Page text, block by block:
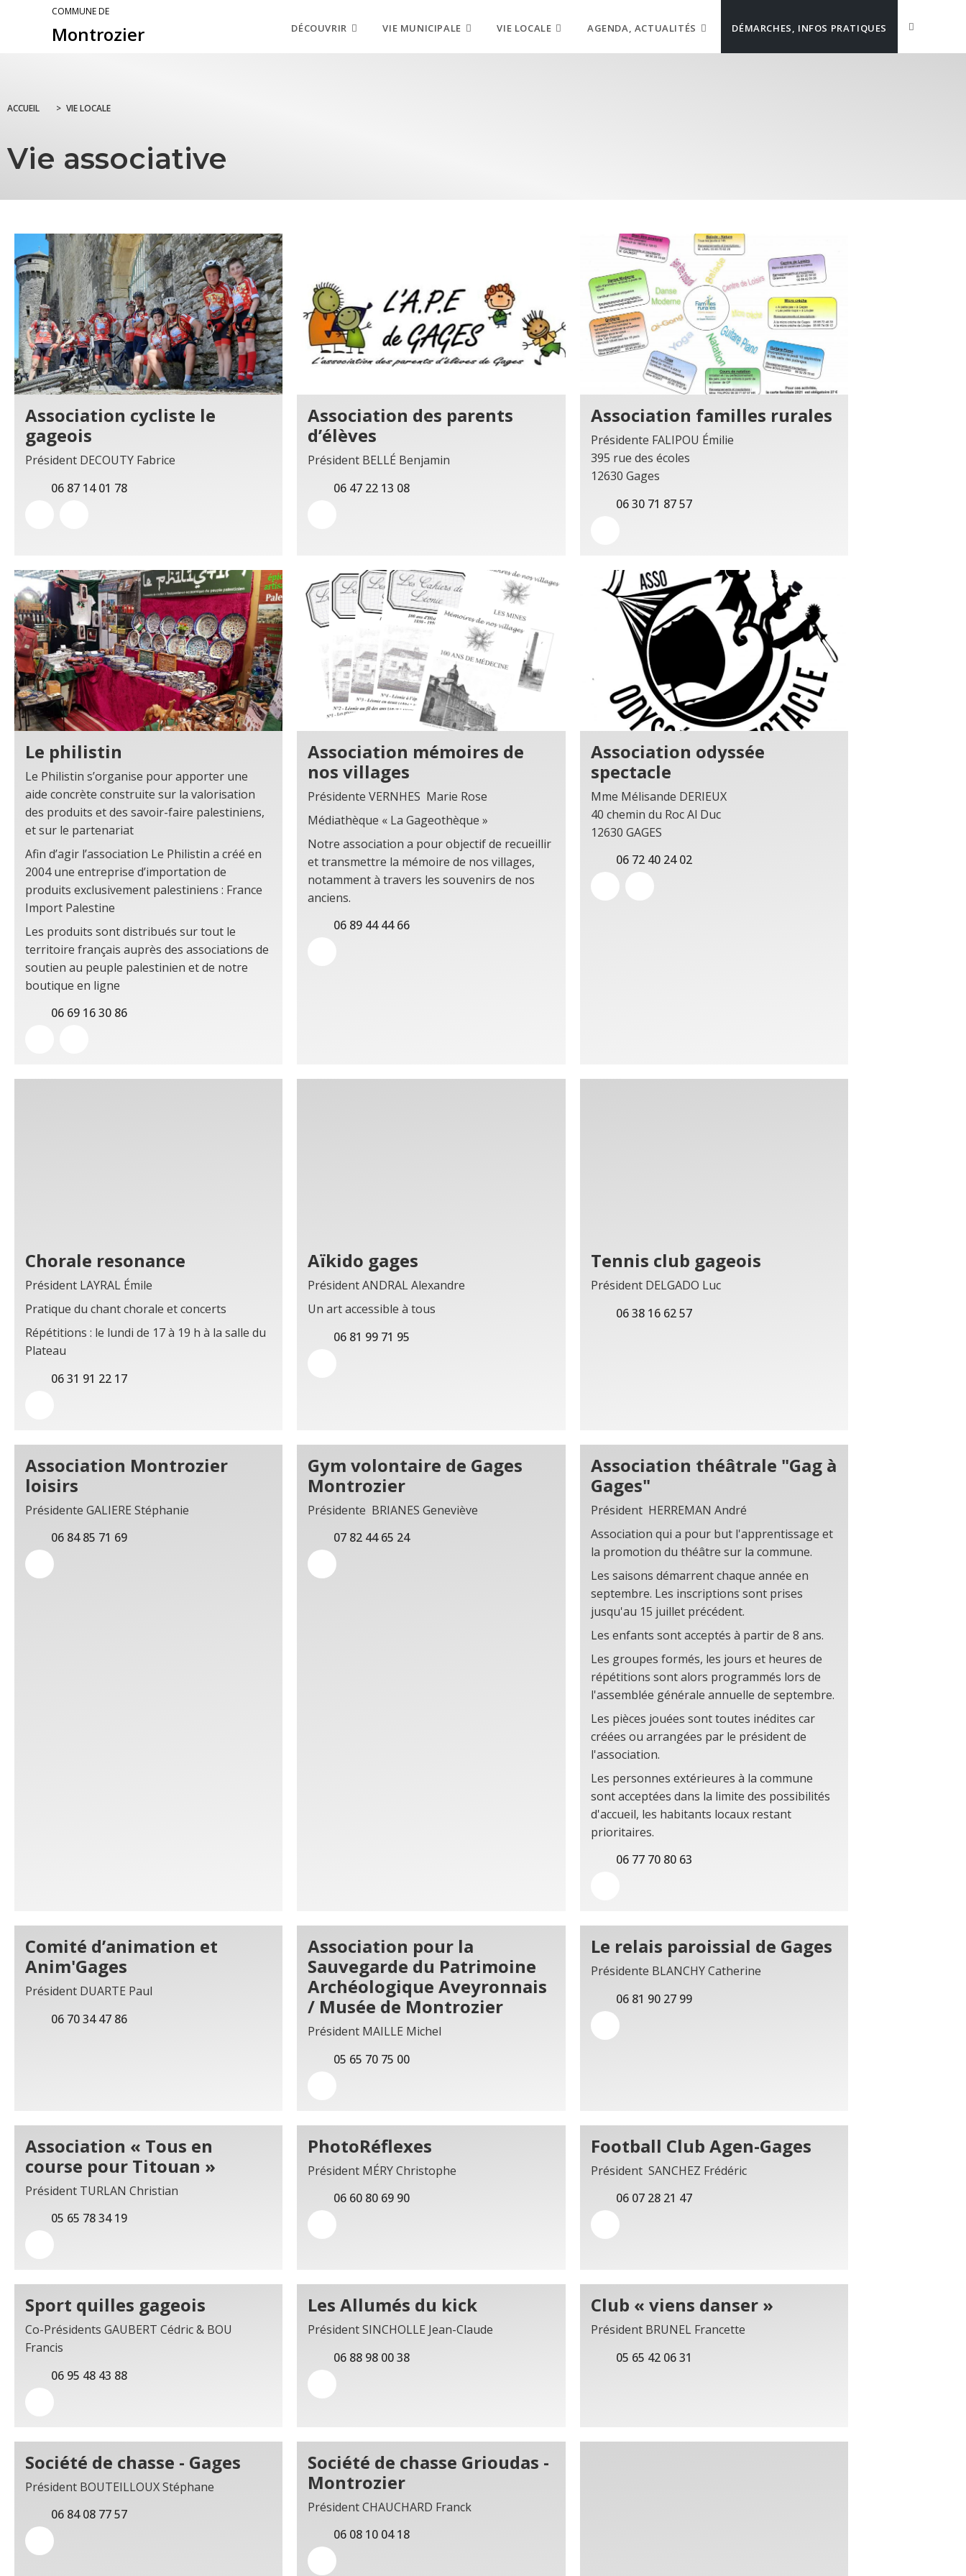
COMMUNE DE
Montrozier DÉCOUVRIR VIE MUNICIPALE VIE LOCALE AGENDA, ACTUALITÉS DÉMARCHES, INFOS PRATIQUES
ACCUEIL > VIE LOCALE
Vie associative
Association cycliste le
gageois
Président DECOUTY Fabrice
06 87 14 01 78
Association des parents
d’élèves
Président BELLÉ Benjamin
06 47 22 13 08
Association familles rurales
Présidente FALIPOU Émilie
395 rue des écoles
12630 Gages
06 30 71 87 57
Le philistin
Le Philistin s’organise pour apporter une
aide concrète construite sur la valorisation
des produits et des savoir-faire palestiniens,
et sur le partenariat
Afin d’agir l’association Le Philistin a créé en
2004 une entreprise d’importation de
produits exclusivement palestiniens : France
Import Palestine
Les produits sont distribués sur tout le
territoire français auprès des associations de
soutien au peuple palestinien et de notre
boutique en ligne
06 69 16 30 86
Association mémoires de
nos villages
Présidente VERNHES Marie Rose
Médiathèque « La Gageothèque »
Notre association a pour objectif de recueillir
et transmettre la mémoire de nos villages,
notamment à travers les souvenirs de nos
anciens.
06 89 44 44 66
Association odyssée
spectacle
Mme Mélisande DERIEUX
40 chemin du Roc Al Duc
12630 GAGES
06 72 40 24 02
Chorale resonance
Président LAYRAL Émile
Pratique du chant chorale et concerts
Répétitions : le lundi de 17 à 19 h à la salle du
Plateau
06 31 91 22 17
Aïkido gages
Président ANDRAL Alexandre
Un art accessible à tous
06 81 99 71 95
Tennis club gageois
Président DELGADO Luc
06 38 16 62 57
Association Montrozier
loisirs
Présidente GALIERE Stéphanie
06 84 85 71 69
Gym volontaire de Gages
Montrozier
Présidente BRIANES Geneviève
07 82 44 65 24
Association théâtrale "Gag à
Gages"
Président HERREMAN André
Association qui a pour but l'apprentissage et
la promotion du théâtre sur la commune.
Les saisons démarrent chaque année en
septembre. Les inscriptions sont prises
jusqu'au 15 juillet précédent.
Les enfants sont acceptés à partir de 8 ans.
Les groupes formés, les jours et heures de
répétitions sont alors programmés lors de
l'assemblée générale annuelle de septembre.
Les pièces jouées sont toutes inédites car
créées ou arrangées par le président de
l'association.
Les personnes extérieures à la commune
sont acceptées dans la limite des possibilités
d'accueil, les habitants locaux restant
prioritaires.
06 77 70 80 63
Comité d’animation et
Anim'Gages
Président DUARTE Paul
06 70 34 47 86
Association pour la
Sauvegarde du Patrimoine
Archéologique Aveyronnais
/ Musée de Montrozier
Président MAILLE Michel
05 65 70 75 00
Le relais paroissial de Gages
Présidente BLANCHY Catherine
06 81 90 27 99
Association « Tous en
course pour Titouan »
Président TURLAN Christian
05 65 78 34 19
PhotoRéflexes
Président MÉRY Christophe
06 60 80 69 90
Football Club Agen-Gages
Président SANCHEZ Frédéric
06 07 28 21 47
Sport quilles gageois
Co-Présidents GAUBERT Cédric & BOU
Francis
06 95 48 43 88
Les Allumés du kick
Président SINCHOLLE Jean-Claude
06 88 98 00 38
Club « viens danser »
Président BRUNEL Francette
05 65 42 06 31
Société de chasse - Gages
Président BOUTEILLOUX Stéphane
06 84 08 77 57
Société de chasse Grioudas -
Montrozier
Président CHAUCHARD Franck
06 08 10 04 18